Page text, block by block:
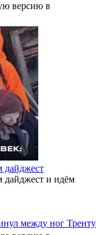
версию в
дайджест
дайджест и идём
между ног Тренту